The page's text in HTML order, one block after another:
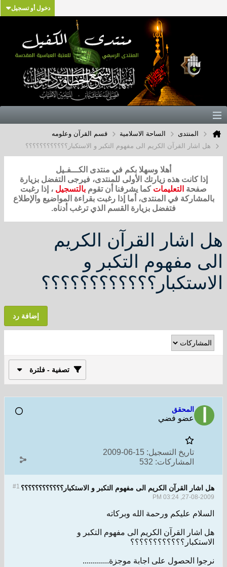
دخول أو تسجيل
المنتدى الساحة الاسلامية
قسم القرآن وعلومه
هل اشار القرآن الكريم الى مفهوم التكبر و الاستكبار؟؟؟؟؟؟؟؟؟؟؟؟
أهلا وسهلا بكم في منتدى الكـــفـيل
إذا كانت هذه زيارتك الأولى للمنتدى، فيرجى التفضل بزيارة
صفحة التعليمات كما يشرفنا أن تقوم بالتسجيل ، إذا رغبت
بالمشاركة في المنتدى، أما إذا رغبت بقراءة المواضيع والإطلاع
فتفضل بزيارة القسم الذي ترغب أدناه.
هل اشار القرآن الكريم
الى مفهوم التكبر و
الاستكبار؟؟؟؟؟؟؟؟؟؟؟؟
إضافة رد
تصفية - فلترة
المحقق
عضو فضي
تاريخ التسجيل: 15-06-2009
المشاركات: 532
#1 هل اشار القرآن الكريم الى مفهوم التكبر و الاستكبار؟؟؟؟؟؟؟؟؟؟؟؟
27-08-2009, 03:24 PM
السلام عليكم ورحمة الله وبركاته
هل اشار القرآن الكريم الى مفهوم التكبر و
الاستكبار؟؟؟؟؟؟؟؟؟؟؟؟
نرجوا الحصول على اجابة موجزة.............